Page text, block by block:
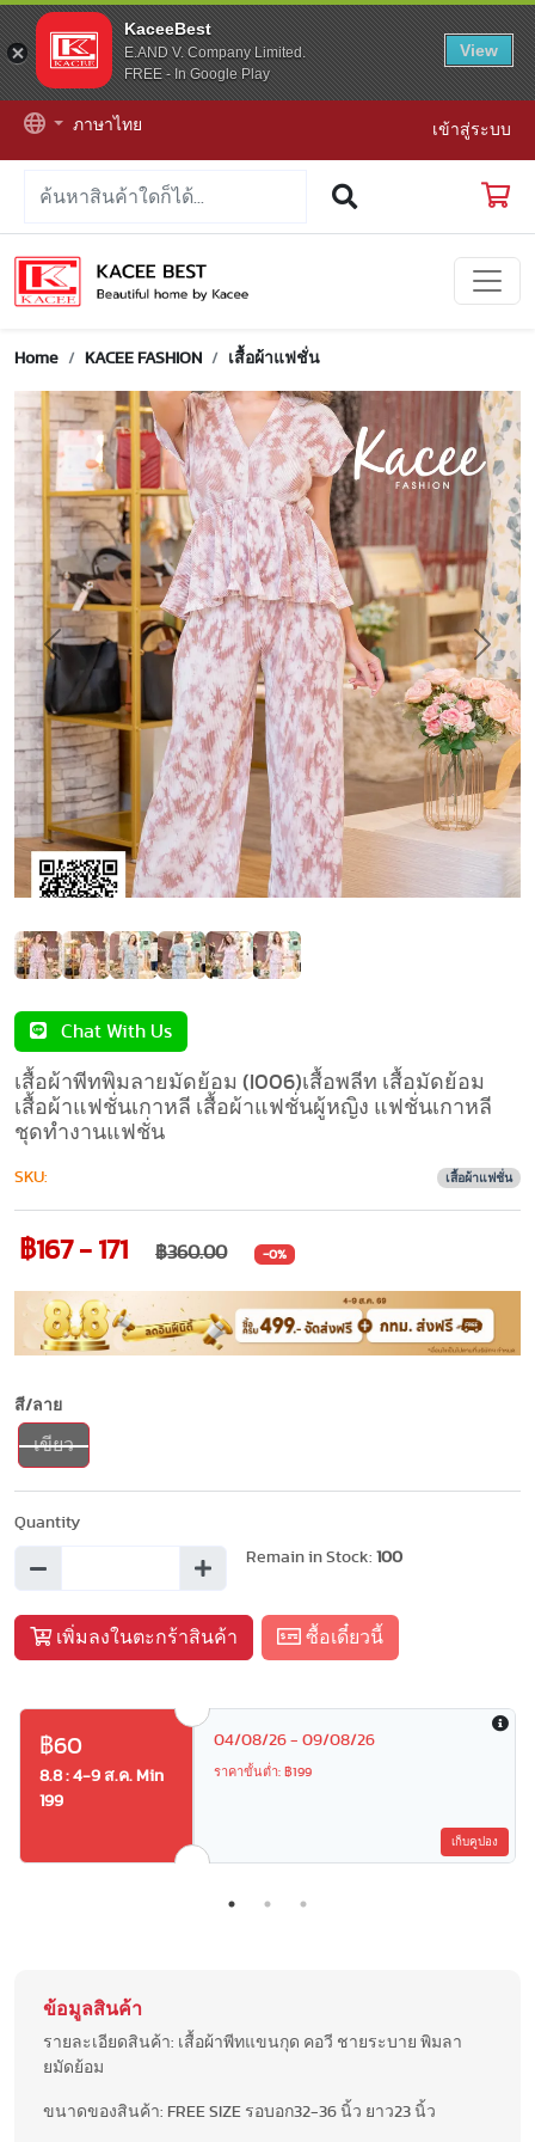
KaceeBest
E.AND V. Company Limited.
FREE - In Google Play
View
ภาษาไทย เข้าสู่ระบบ
Home KACEE FASHION เสื้อผ้าแฟชั่น
Previous Next
Chat With Us
เสื้อผ้าพีทพิมลายมัดย้อม (I006)เสื้อพลีท เสื้อมัดย้อม
เสื้อผ้าแฟชั่นเกาหลี เสื้อผ้าแฟชั่นผู้หญิง แฟชั่นเกาหลี
ชุดทำงานแฟชั่น
SKU: เสื้อผ้าแฟชั่น
฿167 - 171 ฿360.00 -0%
สี/ลาย
เขียว
Quantity
Remain in Stock: 100
เพิ่มลงในตะกร้าสินค้า ซื้อเดี๋ยวนี้
฿60
8.8 : 4-9 ส.ค. Min
199
04/08/26 - 09/08/26
ราคาขั้นต่ำ: ฿199
เก็บคูปอง
ข้อมูลสินค้า
รายละเอียดสินค้า: เสื้อผ้าพีทแขนกุด คอวี ชายระบาย พิมลา
ยมัดย้อม
ขนาดของสินค้า: FREE SIZE รอบอก32-36 นิ้ว ยาว23 นิ้ว